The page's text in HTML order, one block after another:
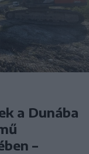
a Dunába
–